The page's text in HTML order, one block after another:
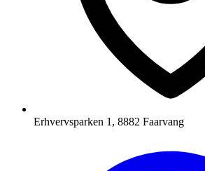
Erhvervsparken 1, 8882 Faarvang